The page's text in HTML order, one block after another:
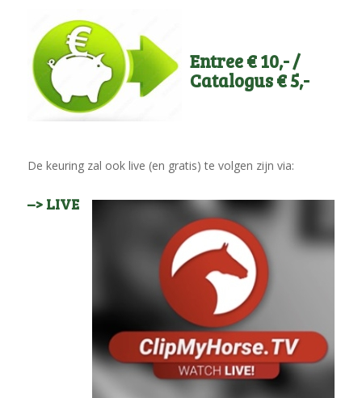
Entree € 10,- /
Catalogus € 5,-
De keuring zal ook live (en gratis) te volgen zijn via:
–> LIVE